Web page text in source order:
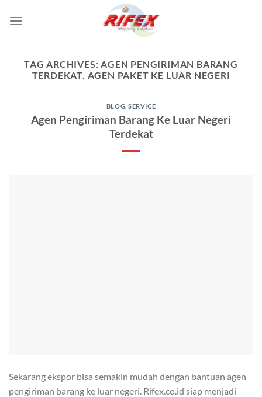
TAG ARCHIVES:AGEN PENGIRIMAN BARANG
TERDEKAT. AGEN PAKET KE LUAR NEGERI
BLOG ,SERVICE
Agen Pengiriman Barang Ke Luar Negeri
Terdekat
Sekarang ekspor bisa semakin mudah dengan bantuan agen
pengiriman barang ke luar negeri. Rifex.co.id siap menjadi